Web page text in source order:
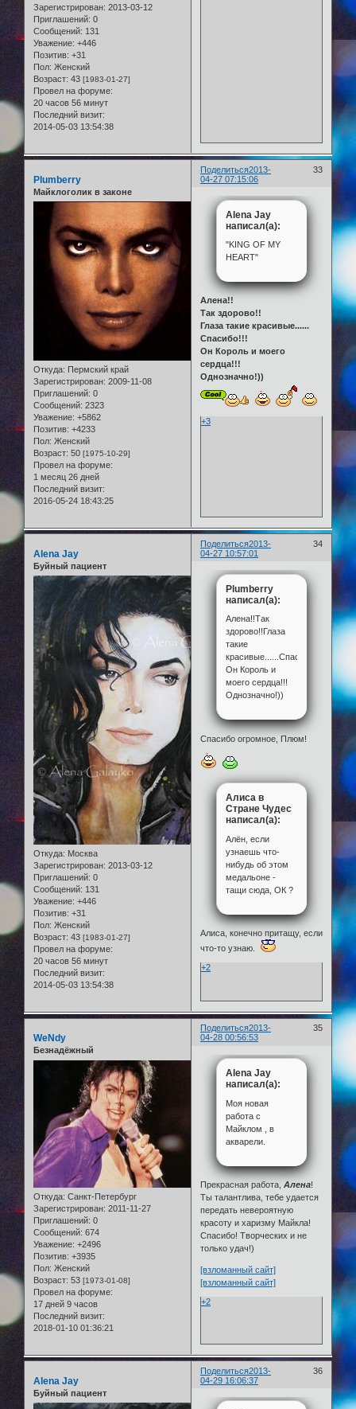
Зарегистрирован: 2013-03-12
Приглашений: 0
Сообщений: 131
Уважение: +446
Позитив: +31
Пол: Женский
Возраст: 43 [1983-01-27]
Провел на форуме:
20 часов 56 минут
Последний визит:
2014-05-03 13:54:38
Поделиться 33
2013-
04-27 07:15:06
Plumberry
Майклоголик в законе
Откуда: Пермский край
Зарегистрирован: 2009-11-08
Приглашений: 0
Сообщений: 2323
Уважение: +5862
Позитив: +4233
Пол: Женский
Возраст: 50 [1975-10-29]
Провел на форуме:
1 месяц 26 дней
Последний визит:
2016-05-24 18:43:25
Alena Jay
написал(а):
"KING OF MY
HEART"
Алена!!
Так здорово!!
Глаза такие красивые......
Спасибо!!!
Он Король и моего
сердца!!!
Однозначно!))
+3
Поделиться 34
2013-
04-27 10:57:01
Alena Jay
Буйный пациент
Откуда: Москва
Зарегистрирован: 2013-03-12
Приглашений: 0
Сообщений: 131
Уважение: +446
Позитив: +31
Пол: Женский
Возраст: 43 [1983-01-27]
Провел на форуме:
20 часов 56 минут
Последний визит:
2014-05-03 13:54:38
Plumberry
написал(а):
Алена!!Так
здорово!!Глаза
такие
красивые......Спасибо!!!
Он Король и
моего сердца!!!
Однозначно!))
Спасибо огромное, Плюм!
Алиса в
Стране Чудес
написал(а):
Алён, если
узнаешь что-
нибудь об этом
медальоне -
тащи сюда, ОК ?
Алиса, конечно притащу, если
что-то узнаю.
+2
Поделиться 35
2013-
04-28 00:56:53
WeNdy
Безнадёжный
Откуда: Санкт-Петербург
Зарегистрирован: 2011-11-27
Приглашений: 0
Сообщений: 674
Уважение: +2496
Позитив: +3935
Пол: Женский
Возраст: 53 [1973-01-08]
Провел на форуме:
17 дней 9 часов
Последний визит:
2018-01-10 01:36:21
Alena Jay
написал(а):
Моя новая
работа с
Майклом , в
акварели.
Прекрасная работа,Алена!
Ты талантлива, тебе удается
передать невероятную
красоту и харизму Майкла!
Спасибо! Творческих и не
только удач!)
[взломанный сайт]
[взломанный сайт]
+2
Поделиться 36
2013-
04-29 16:06:37
Alena Jay
Буйный пациент